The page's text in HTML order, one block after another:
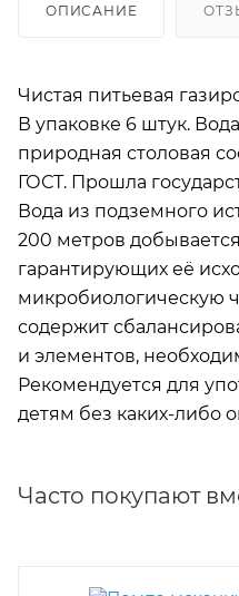
ОПИСАНИЕ
Чистая питьевая
В упаковке 6 штук. Вода минеральная питьевая
природная столовая
ГОСТ. Прошла
Вода из подземного
200 метров
гарантирующих её
микробиологическую
содержит
и элементов,
Рекомендуется для
детям без каких-либо
Часто покупают